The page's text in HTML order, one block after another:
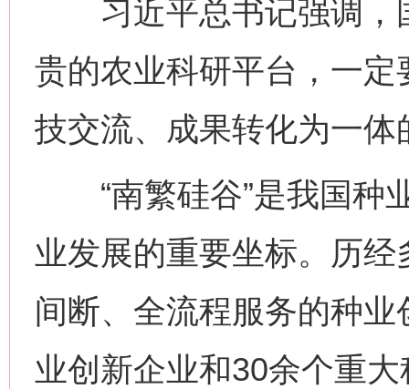
习近平总书记强调，
贵的农业科研平台，一
技交流、成果转化为一体
“南繁硅谷”是我国种
业发展的重要坐标。历
间断、全流程服务的种
业创新企业和30余个重